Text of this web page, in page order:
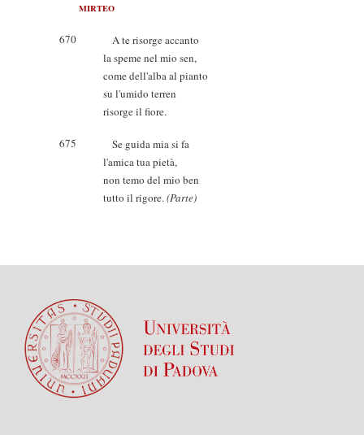
MIRTEO
670
A te risorge accanto
la speme nel mio sen,
come dell'alba al pianto
su l'umido terren
risorge il fiore.
675
Se guida mia si fa
l'amica tua pietà,
non temo del mio ben
tutto il rigore.(Parte)